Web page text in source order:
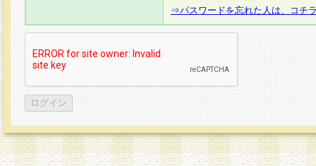
⇒パスワードを忘れた人は、コチ